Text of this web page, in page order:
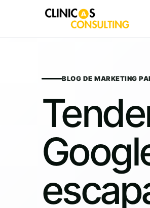
BLOG DE MARKETING